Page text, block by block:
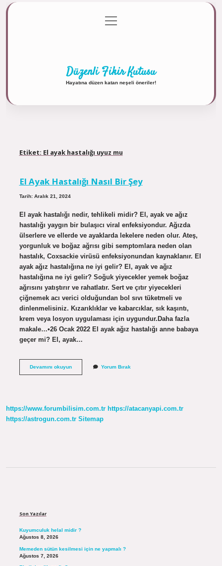
Gizlilik Politikası
menüyü
aç
Düzenli Fikir Kutusu
Hayatına düzen katan neşeli öneriler!
Etiket: El ayak hastalığı uyuz mu
El Ayak Hastalığı Nasıl Bir Şey
Tarih: Aralık 21, 2024
El ayak hastalığı nedir, tehlikeli midir? El, ayak ve ağız
hastalığı yaygın bir bulaşıcı viral enfeksiyondur. Ağızda
ülserlere ve ellerde ve ayaklarda lekelere neden olur. Ateş,
yorgunluk ve boğaz ağrısı gibi semptomlara neden olan
hastalık, Coxsackie virüsü enfeksiyonundan kaynaklanır. El
ayak ağız hastalığına ne iyi gelir? El, ayak ve ağız
hastalığına ne iyi gelir? Soğuk yiyecekler yemek boğaz
ağrısını yatıştırır ve rahatlatır. Sert ve çıtır yiyecekleri
çiğnemek acı verici olduğundan bol sıvı tüketmeli ve
dinlenmelisiniz. Kızarıklıklar ve kabarcıklar, sık kaşıntı,
krem ​​veya losyon uygulaması için uygundur.Daha fazla
makale…•26 Ocak 2022 El ayak ağız hastalığı anne babaya
geçer mi? El, ayak…
Devamını okuyunEl
Yorum Bırak
https://www.forumbilisim.com.tr https://atacanyapi.com.tr
https://astrogun.com.tr Sitemap
Son Yazılar
Kuyumculuk helal midir ?
Ağustos 8, 2026
Memeden sütün kesilmesi için ne yapmalı ?
Ağustos 7, 2026